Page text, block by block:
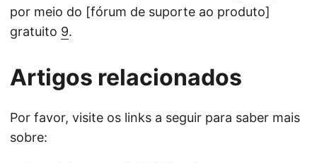
por meio do [fórum de suporte ao produto]
gratuito 9.
Artigos relacionados
Por favor, visite os links a seguir para saber mais
sobre: